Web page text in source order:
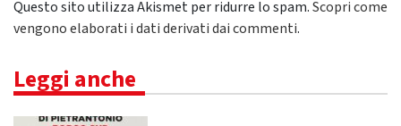
Questo sito utilizza Akismet per ridurre lo spam.Scopri come
vengono elaborati i dati derivati dai commenti.
Leggi anche